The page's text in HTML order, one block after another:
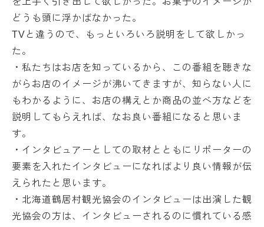
どうも頭に浮かばなかった。
TVと違うので、もっといろいろ説明をして欲しかっ
た。
・私たちはお店を知っているから、この番組を聴きな
がらお店のイメージが沸いてきますが、知らない人に
もわかるように、お店の構えとか商品の並べ方などを
説明してもらえれば、なお良い番組になると思いま
す。
・インタビュアーとしての取材とともにリポーターの
要素を入れたインタビューになればより良い情報が伝
えられたと思います。
・北海道鶴居村観光協会のインタビューは出演した観
光協会の方は、インタビューされるのに慣れている感